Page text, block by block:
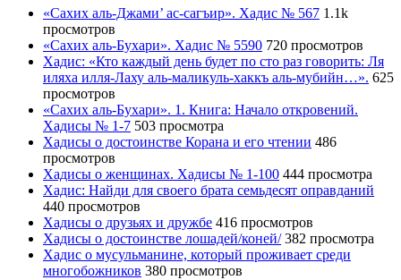
«Сахих аль-Джами’ ас-сагъир». Хадис № 567 1.1k
просмотров
«Сахих аль-Бухари». Хадис № 5590 720 просмотров
Хадис: «Кто каждый день будет по сто раз говорить: Ля
иляха илля-Лаху аль-маликуль-хаккъ аль-мубийн…». 625
просмотров
«Сахих аль-Бухари». 1. Книга: Начало откровений.
Хадисы № 1-7 503 просмотра
Хадисы о достоинстве Корана и его чтении 486
просмотров
Хадисы о женщинах. Хадисы № 1-100 444 просмотра
Хадис: Найди для своего брата семьдесят оправданий
440 просмотров
Хадисы о друзьях и дружбе 416 просмотров
Хадисы о достоинстве лошадей/коней/ 382 просмотра
Хадис о мусульманине, который проживает среди
многобожников 380 просмотров